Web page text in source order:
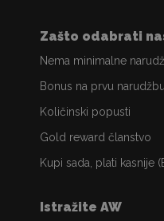
Zašto odabrati
Nema minimalne
Bonus na prvu narudžbu
Količinski popusti
Gold reward članstvo
Kupi sada, plati kasnije
Istražite AW